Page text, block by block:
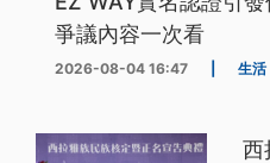
爭議內容一次看
2026-08-04 16:47 生活
西